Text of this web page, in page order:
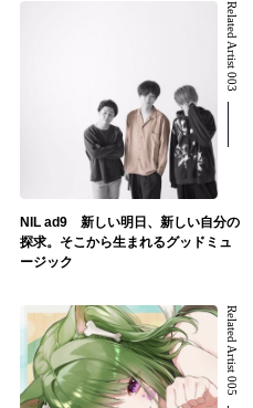
Related Artist 003
NIL ad9 新しい明日、新しい自分の
探求。そこから生まれるグッドミュ
ージック
Related Artist 005